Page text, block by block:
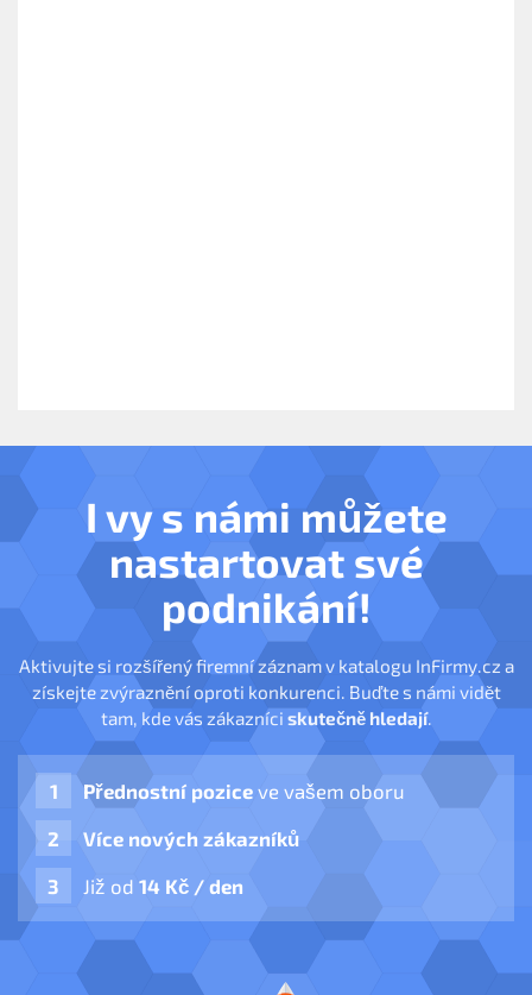
I vy s námi můžete
nastartovat své
podnikání!
Aktivujte si rozšířený firemní záznam v katalogu InFirmy.cz a
získejte zvýraznění oproti konkurenci. Buďte s námi vidět
tam, kde vás zákazníci skutečně hledají.
Přednostní pozice ve vašem oboru
Více nových zákazníků
Již od 14 Kč / den